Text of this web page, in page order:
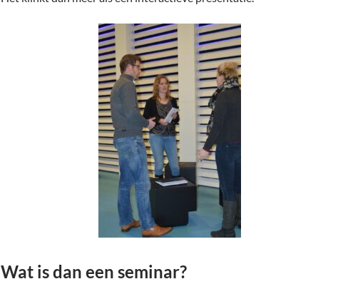
Wat is dan een seminar?